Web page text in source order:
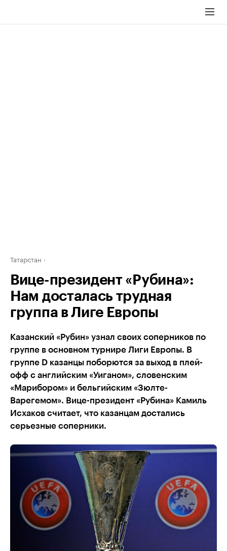
Татарстан
Вице-президент «Рубина»:
Нам досталась трудная
группа в Лиге Европы
Казанский «Рубин» узнал своих соперников по
группе в основном турнире Лиги Европы. В
группе D казанцы поборются за выход в плей-
офф с английским «Уиганом», словенским
«Марибором» и бельгийским «Зюлте-
Варегемом». Вице-президент «Рубина» Камиль
Исхаков считает, что казанцам достались
серьезные соперники.